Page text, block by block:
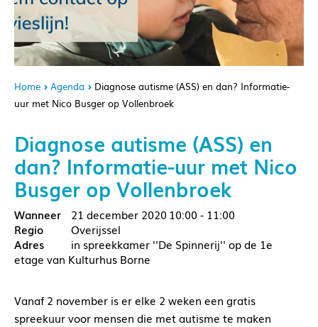
Home Agenda
Diagnose autisme (ASS) en dan? Informatie-
uur met Nico Busger op Vollenbroek
Diagnose autisme (ASS) en
dan? Informatie-uur met Nico
Busger op Vollenbroek
21 december 2020 10:00 - 11:00
Overijssel
in spreekkamer ''De Spinnerij'' op de 1e
etage van Kulturhus Borne
Vanaf 2 november is er elke 2 weken een gratis
spreekuur voor mensen die met autisme te maken